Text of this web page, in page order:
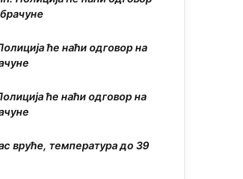
ће наћи одговор на
ће наћи одговор на
вруће, температура до 39